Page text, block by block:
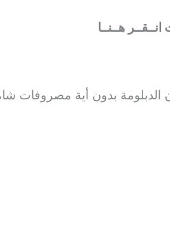
هــنــا
بدون أية مصروفات